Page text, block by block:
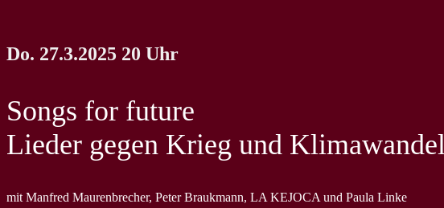
Do. 27.3.2025 20 Uhr
Songs for future
Lieder gegen Krieg und Klimawandel
mit Manfred Maurenbrecher, Peter Braukmann, LA KEJOCA und Paula Linke